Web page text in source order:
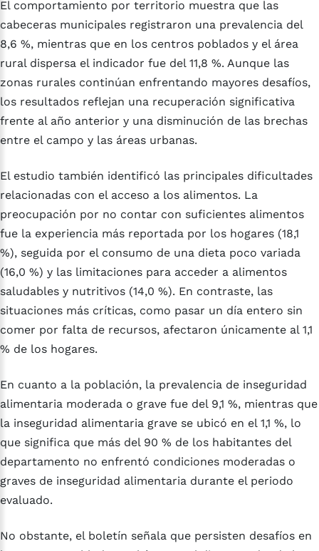
El comportamiento por territorio muestra que las
cabeceras municipales registraron una prevalencia del
8,6 %, mientras que en los centros poblados y el área
rural dispersa el indicador fue del 11,8 %. Aunque las
zonas rurales continúan enfrentando mayores desafíos,
los resultados reflejan una recuperación significativa
frente al año anterior y una disminución de las brechas
entre el campo y las áreas urbanas.
El estudio también identificó las principales dificultades
relacionadas con el acceso a los alimentos. La
preocupación por no contar con suficientes alimentos
fue la experiencia más reportada por los hogares (18,1
%), seguida por el consumo de una dieta poco variada
(16,0 %) y las limitaciones para acceder a alimentos
saludables y nutritivos (14,0 %). En contraste, las
situaciones más críticas, como pasar un día entero sin
comer por falta de recursos, afectaron únicamente al 1,1
% de los hogares.
En cuanto a la población, la prevalencia de inseguridad
alimentaria moderada o grave fue del 9,1 %, mientras que
la inseguridad alimentaria grave se ubicó en el 1,1 %, lo
que significa que más del 90 % de los habitantes del
departamento no enfrentó condiciones moderadas o
graves de inseguridad alimentaria durante el periodo
evaluado.
No obstante, el boletín señala que persisten desafíos en